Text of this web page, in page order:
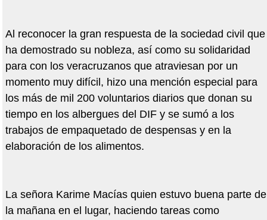
Al reconocer la gran respuesta de la sociedad civil que
ha demostrado su nobleza, así como su solidaridad
para con los veracruzanos que atraviesan por un
momento muy difícil, hizo una mención especial para
los más de mil 200 voluntarios diarios que donan su
tiempo en los albergues del DIF y se sumó a los
trabajos de empaquetado de despensas y en la
elaboración de los alimentos.
La señora Karime Macías quien estuvo buena parte de
la mañana en el lugar, haciendo tareas como